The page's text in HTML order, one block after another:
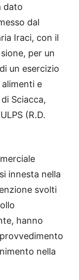
dato
dal
Iraci, con il
per un
un esercizio
e
Sciacca,
(R.D.
innesta nella
svolti
hanno
nella